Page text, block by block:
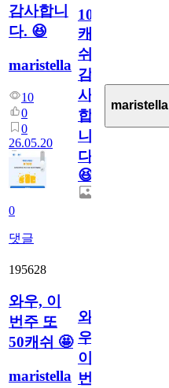
감사합니
다. 😆
maristella
10
0
0
26.05.20
0
댓글
100
캐
쉬
감
사
합
니
다.
😆
maristella
195628
와우, 이
번주 또
50캐쉬 🤩
maristella
와
우,
이
번